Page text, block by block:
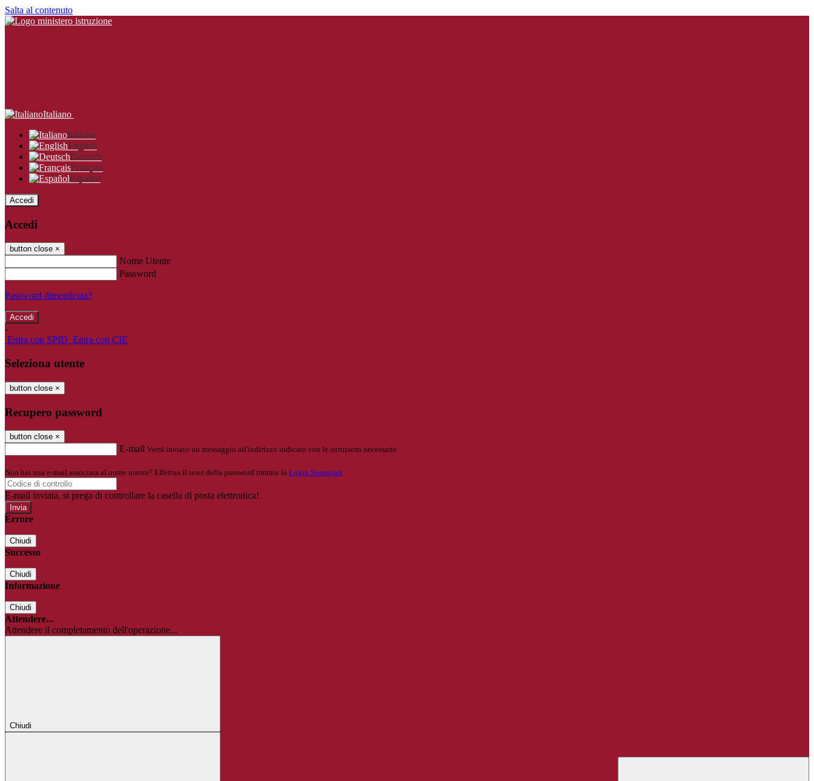
Salta al contenuto
Italiano
Italiano
English
Deutsch
Français
Español
Accedi
Accedi
button close ×
Nome Utente
Password
Password dimenticata?
-
Entra con SPID Entra con CIE
Seleziona utente
button close ×
Recupero password
button close ×
E-mail Verrà inviato un messaggio all'indirizzo indicato con le istruzioni necessarie.
Non hai una e-mail associata al nome utente? Effettua il reset della password tramite la Login Spaggiari
E-mail inviata, si prega di controllare la casella di posta elettronica!
Errore
Chiudi
Successo
Chiudi
Informazione
Chiudi
Attendere...
Attendere il completamento dell'operazione...
Chiudi